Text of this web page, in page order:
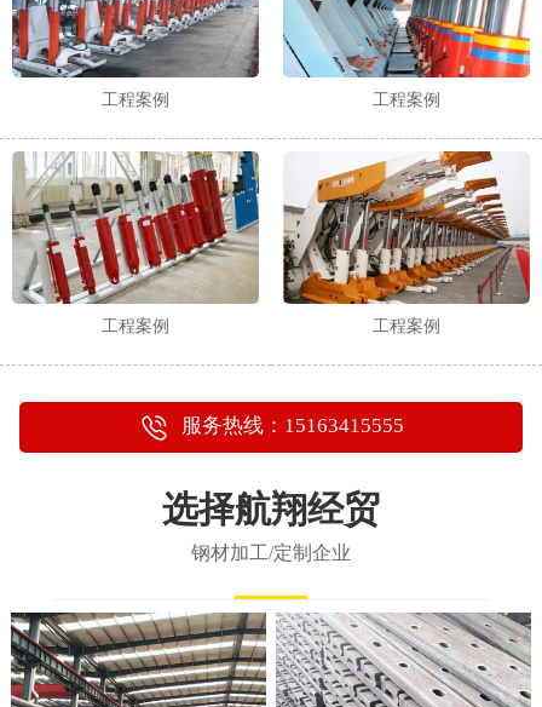
工程案例 工程案例
工程案例 工程案例
服务热线：15163415555
选择航翔经贸
钢材加工/定制企业